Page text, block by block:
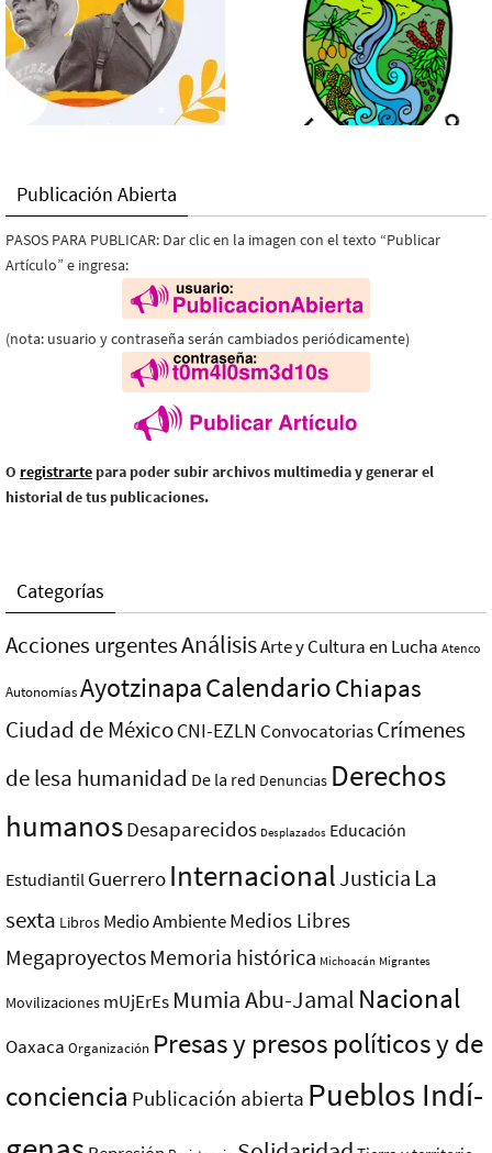
Publicación Abierta
PASOS PARA PUBLICAR: Dar clic en la imagen con el texto “Publicar
Artículo” e ingresa:
(nota: usuario y contraseña serán cambiados periódicamente)
O registrarte para poder subir archivos multimedia y generar el
historial de tus publicaciones.
Categorías
Acciones urgentesAnálisisArte y Cultura en Lucha Atenco
AutonomíasAyotzinapaCalendarioChiapas
Ciudad de MéxicoCNI-EZLN ConvocatoriasCrímenes
de lesa humanidad De la red Denuncias Derechos
humanosDesaparecidos Desplazados Educación
Estudiantil Guerrero InternacionalJusticia La
sexta Libros Medio AmbienteMedios Libres
MegaproyectosMemoria histórica Michoacán Migrantes
Movilizaciones mUjErEs Mumia Abu-Jamal Nacional
Oaxaca Organización Presas y presos polí­ticos y de
conciencia Publicación abierta Pueblos Indí­